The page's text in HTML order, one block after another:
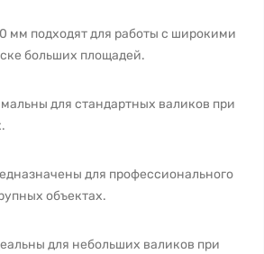
мм подходят для работы с широкими
больших площадей.
для стандартных валиков при
для профессионального
объектах.
для небольших валиков при